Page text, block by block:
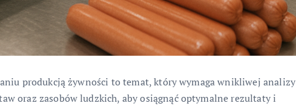
produkcją żywności to temat, który wymaga wnikliwej analizy
oraz zasobów ludzkich, aby osiągnąć optymalne rezultaty i